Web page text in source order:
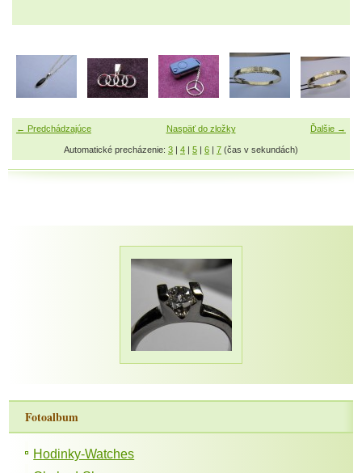
← Predchádzajúce Ďalšie →
Naspäť do zložky
Automatické precházenie: 3 | 4 | 5 | 6 | 7 (čas v sekundách)
Fotoalbum
Hodinky-Watches